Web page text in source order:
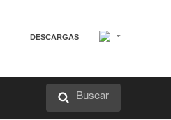
DESCARGAS
Buscar